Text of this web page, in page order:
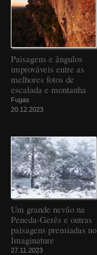
Paisagens e ângulos
improváveis entre as
melhores fotos de
escalada e montanha
Fugas
20.12.2023
Um grande nevão na
Peneda-Gerês e outras
paisagens premiadas no
Imaginature
27.11.2023